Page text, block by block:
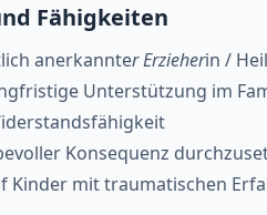
Fähigkeiten
anerkannter Erzieherin /
Unterstützung im
Konsequenz
Kinder mit traumatischen